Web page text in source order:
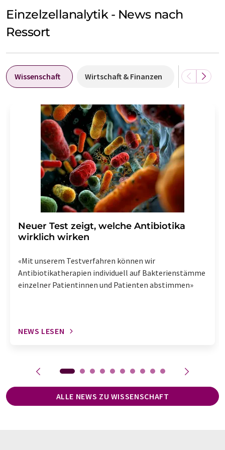
Einzelzellanalytik - News nach
Ressort
Wissenschaft Wirtschaft & Finanzen
Neuer Test zeigt, welche Antibiotika
wirklich wirken
«Mit unserem Testverfahren können wir
Antibiotikatherapien individuell auf Bakterienstämme
einzelner Patientinnen und Patienten abstimmen»
NEWS LESEN
ALLE NEWS ZU WISSENSCHAFT